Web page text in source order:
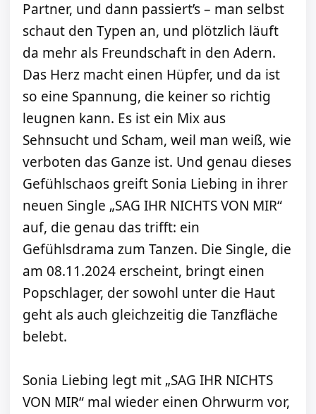
Partner, und dann passiert’s – man selbst
schaut den Typen an, und plötzlich läuft
da mehr als Freundschaft in den Adern.
Das Herz macht einen Hüpfer, und da ist
so eine Spannung, die keiner so richtig
leugnen kann. Es ist ein Mix aus
Sehnsucht und Scham, weil man weiß, wie
verboten das Ganze ist. Und genau dieses
Gefühlschaos greift Sonia Liebing in ihrer
neuen Single „SAG IHR NICHTS VON MIR“
auf, die genau das trifft: ein
Gefühlsdrama zum Tanzen. Die Single, die
am 08.11.2024 erscheint, bringt einen
Popschlager, der sowohl unter die Haut
geht als auch gleichzeitig die Tanzfläche
belebt.
Sonia Liebing legt mit „SAG IHR NICHTS
VON MIR“ mal wieder einen Ohrwurm vor,